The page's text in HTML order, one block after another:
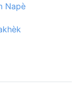
Napè